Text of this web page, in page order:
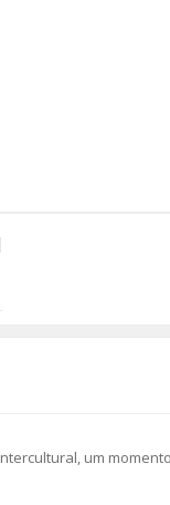
um